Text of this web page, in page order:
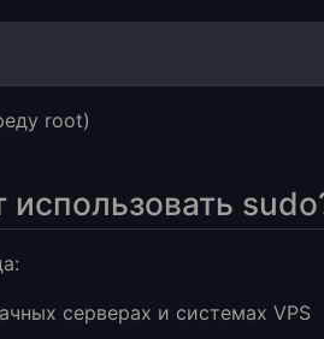
root)
использовать
серверах и системах VPS